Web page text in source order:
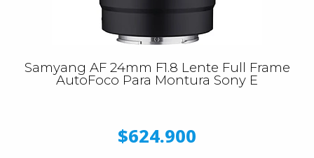
Samyang AF 24mm F1.8 Lente Full Frame
AutoFoco Para Montura Sony E
$624.900